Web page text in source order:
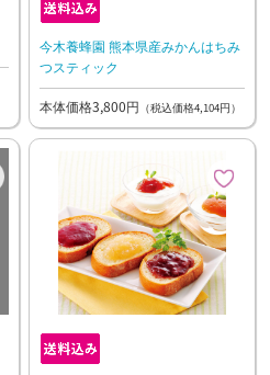
今木養蜂園 熊本県産みかんはちみ
つスティック
本体価格3,800円 （税込価格4,104円）